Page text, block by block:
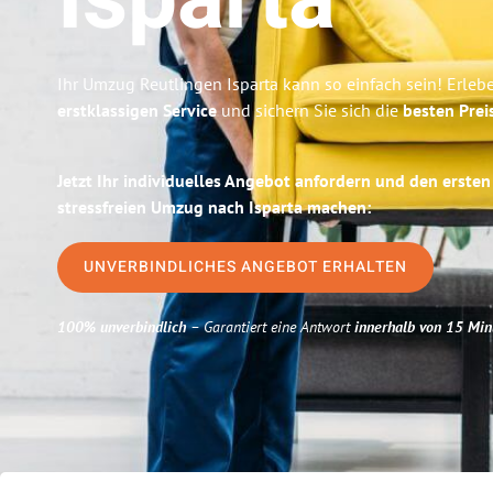
Ihr Umzug Reutlingen Isparta kann so einfach sein!
erstklassigen Serviceund sichern Sie sich diebesten
Jetzt Ihr individuelles Angebot anfordern und den
stressfreien Umzug nach Isparta machen:
UNVERBINDLICHES ANGEBOT ERHALTEN
100% unverbindlich– Garantiert eine Antwortinnerhalb von 15